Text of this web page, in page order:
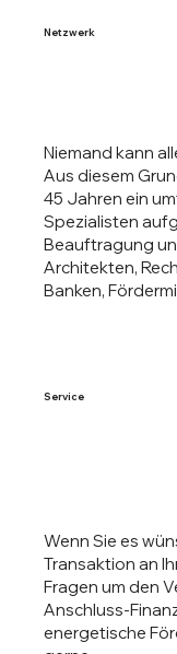
Niemand kann
Aus diesem
45 Jahren ein
Spezialisten
Beauftragung
Architekten,
Banken,
Netzwerk
Wenn Sie es
Transaktion an
Fragen um den
Anschluss-
energetische
Service